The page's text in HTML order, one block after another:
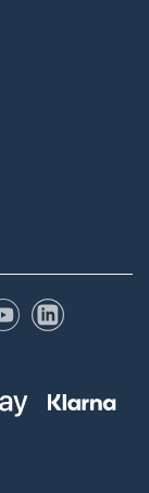
YouTubeLinkedIn